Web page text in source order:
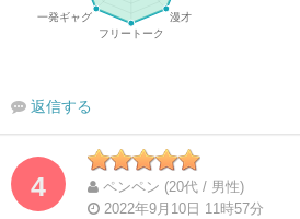
返信する
4
ペンペン (20代 / 男性)
2022年9月10日 11時57分